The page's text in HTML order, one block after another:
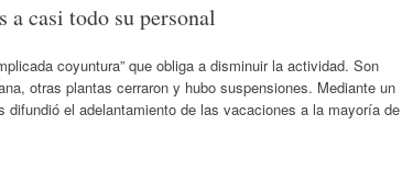
a casi todo su personal
coyuntura” que obliga a disminuir la actividad. Son
otras plantas cerraron y hubo suspensiones. Mediante un
el adelantamiento de las vacaciones a la mayoría de